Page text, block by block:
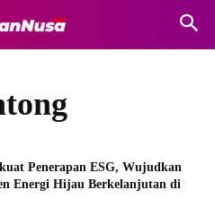
Penerapan ESG, Wujudkan
Energi Hijau Berkelanjutan di